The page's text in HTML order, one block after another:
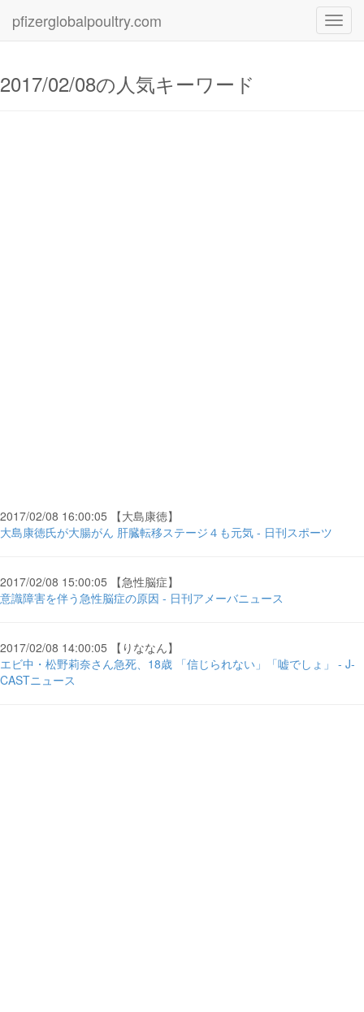
pfizerglobalpoultry.com
2017/02/08の人気キーワード
2017/02/08 16:00:05 【大島康徳】
大島康徳氏が大腸がん 肝臓転移ステージ４も元気 - 日刊スポーツ
2017/02/08 15:00:05 【急性脳症】
意識障害を伴う急性脳症の原因 - 日刊アメーバニュース
2017/02/08 14:00:05 【りななん】
エビ中・松野莉奈さん急死、18歳 「信じられない」「嘘でしょ」 - J-
CASTニュース